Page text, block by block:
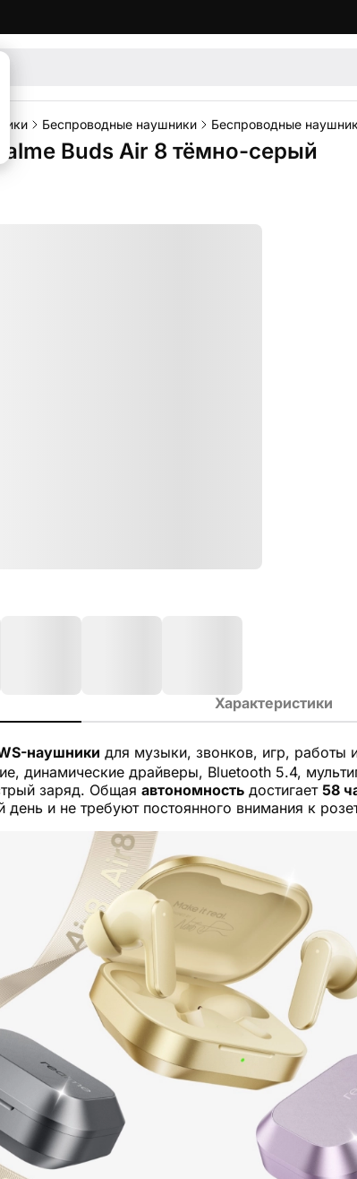
Беспроводные наушники Беспроводные
Buds Air 8 тёмно-серый
Характеристики
наушники для музыки, звонков, игр, работы
динамические драйверы, Bluetooth 5.4,
заряд. Общая автономность достигает 58
и не требуют постоянного внимания к